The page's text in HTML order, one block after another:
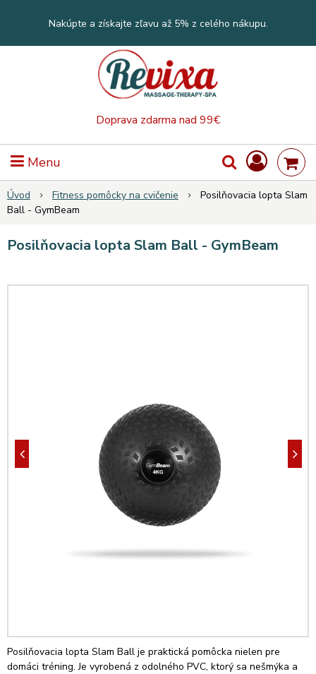
Doprava zdarma nad 99€
Nakúpte a získajte zľavu až 5% z celého nákupu.
Menu
Úvod Fitness pomôcky na cvičenie
Posilňovacia lopta Slam
Ball - GymBeam
Posilňovacia lopta Slam Ball - GymBeam
Posilňovacia lopta Slam Ball je praktická pomôcka nielen pre
domáci tréning. Je vyrobená z odolného PVC, ktorý sa nešmýka a